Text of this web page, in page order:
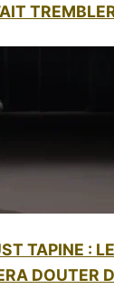
TAPINE :
DOUTER